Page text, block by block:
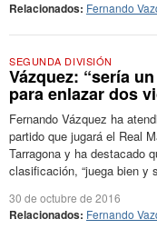
Relacionados: Fernando
SEGUNDA DIVISIÓN
Vázquez: “sería
para enlazar dos
Fernando Vázquez ha
partido que jugará el Real
Tarragona y ha destacado
clasificación, “juega bien y
30 de octubre de 2016
Relacionados: Fernando